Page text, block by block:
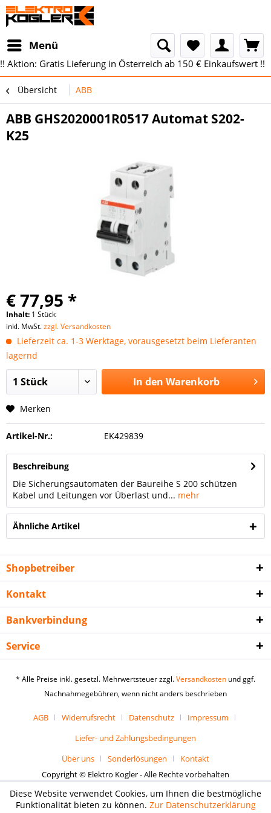
Menü
!! Aktion: Gratis Lieferung in Österreich ab 150 € Einkaufswert !!
Übersicht ABB
ABB GHS2020001R0517 Automat S202-
K25
€ 77,95 *
Inhalt: 1 Stück
inkl. MwSt.zzgl. Versandkosten
Lieferzeit ca. 1-3 Werktage, vorausgesetzt beim Lieferanten
lagernd
In den Warenkorb
Merken
Artikel-Nr.: EK429839
Beschreibung
Die Sicherungsautomaten der Baureihe S 200 schützen
Kabel und Leitungen vor Überlast und... mehr
Ähnliche Artikel
Shopbetreiber
Kontakt
Bankverbindung
Service
* Alle Preise inkl. gesetzl. Mehrwertsteuer zzgl.Versandkosten und ggf.
Nachnahmegebühren, wenn nicht anders beschrieben
AGB Widerrufsrecht Datenschutz
Impressum
Liefer- und Zahlungsbedingungen
Über uns
Sonderlösungen
Kontakt
Copyright © Elektro Kogler - Alle Rechte vorbehalten
Diese Website verwendet Cookies, um Ihnen die bestmögliche
Funktionalität bieten zu können. Zur Datenschutzerklärung